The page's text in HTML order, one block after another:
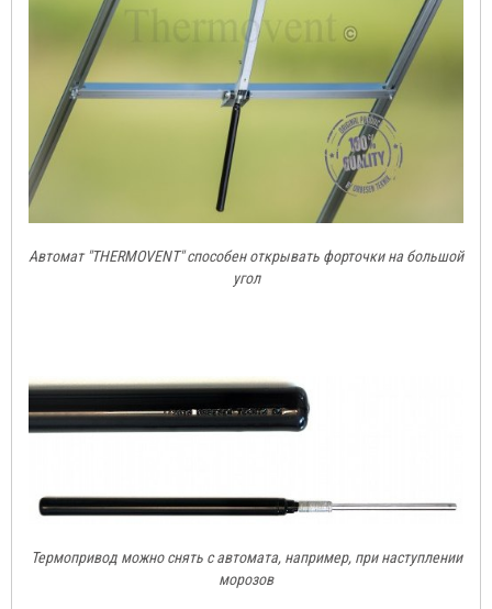
Автомат "THERMOVENT" способен открывать форточки на большой
угол
Термопривод можно снять с автомата, например, при наступлении
морозов